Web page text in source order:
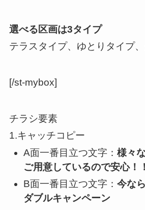
選べる区画は3タイプ
テラスタイプ、ゆとりタイプ
[/st-mybox]
チラシ要素
1.キャッチコピー
A面一番目立つ文字：様々
ご用意しているので安心！！
B面一番目立つ文字：今な
ダブルキャンペーン